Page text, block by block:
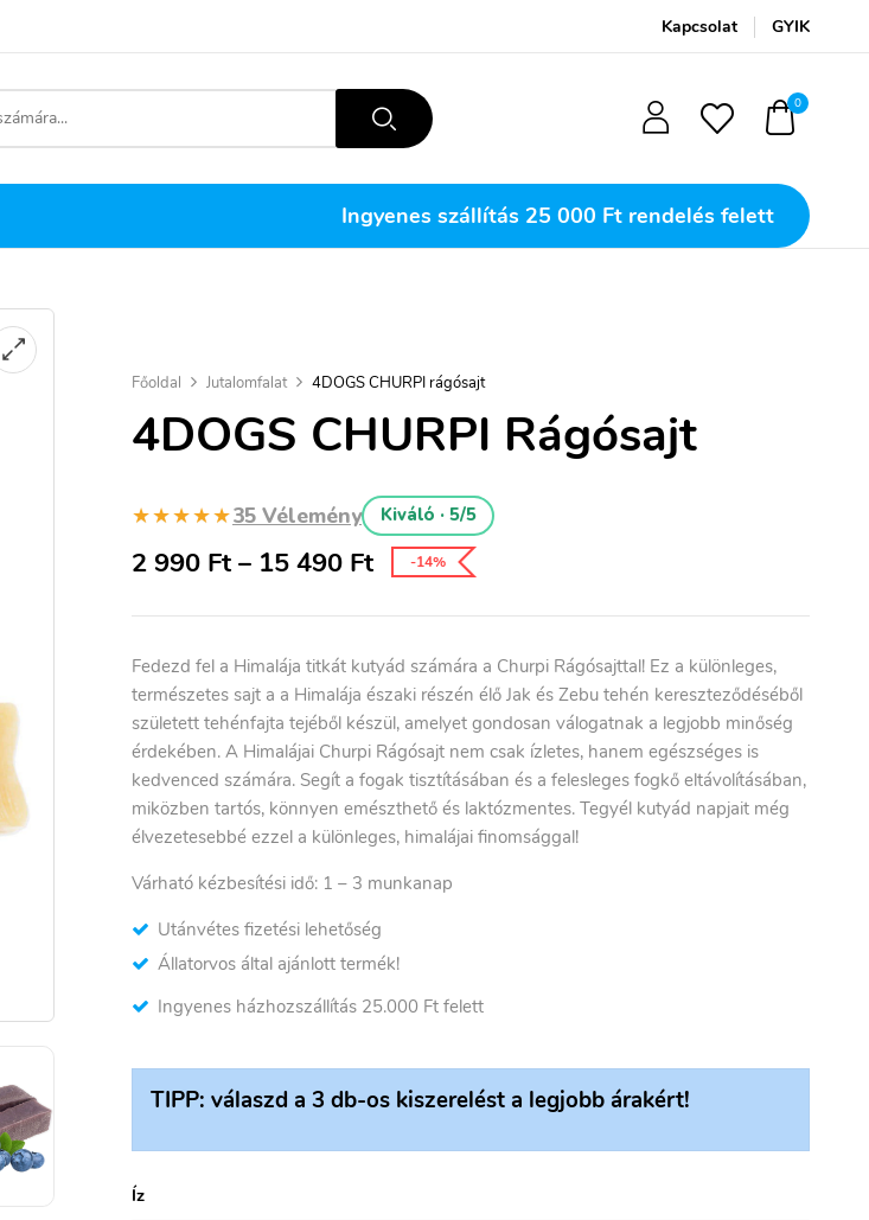
Kapcsolat GYIK
0
Ingyenes szállítás 25 000 Ft rendelés felett
Főoldal Jutalomfalat 4DOGS CHURPI rágósajt
4DOGS CHURPI Rágósajt
★★★★★35 Vélemény Kiváló · 5/5
2 990 Ft – 15 490 Ft -14%
Fedezd fel a Himalája titkát kutyád számára a Churpi Rágósajttal! Ez a különleges,
természetes sajt a a Himalája északi részén élő Jak és Zebu tehén kereszteződéséből
született tehénfajta tejéből készül, amelyet gondosan válogatnak a legjobb minőség
érdekében. A Himalájai Churpi Rágósajt nem csak ízletes, hanem egészséges is
kedvenced számára. Segít a fogak tisztításában és a felesleges fogkő eltávolításában,
miközben tartós, könnyen emészthető és laktózmentes. Tegyél kutyád napjait még
élvezetesebbé ezzel a különleges, himalájai finomsággal!
Várható kézbesítési idő: 1 – 3 munkanap
Utánvétes fizetési lehetőség
Állatorvos által ajánlott termék!
Ingyenes házhozszállítás 25.000 Ft felett
TIPP: válaszd a 3 db-os kiszerelést a legjobb árakért!
Íz